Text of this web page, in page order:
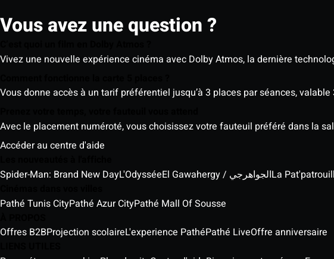
Vous avez une question ?
Vivez une nouvelle expérience cinéma avec Dolby Atmos, la dernière
Vous donne accès à un tarif préférentiel jusqu’à 3 places par séances,
Avec le placement numéroté, vous choisissez votre fauteuil préféré dans la
Accéder au centre d'aide
Spider-Man: Brand New DayL'Odyssée El Gawahergy / الجواهرجيLa
Pathé Tunis CityPathé Azur CityPathé Mall Of Sousse
Offres B2BProjection scolaireL'experience PathéPathé LiveOffre anniversaire